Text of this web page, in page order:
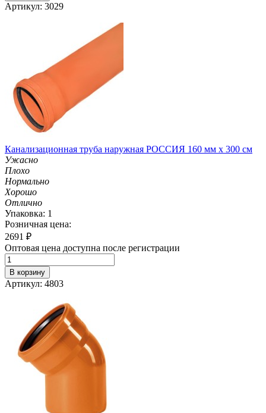
Артикул: 3029
Канализационная труба наружная РОССИЯ 160 мм х 300 см
Ужасно
Плохо
Нормально
Хорошо
Отлично
Упаковка: 1
Розничная цена:
2691 ₽
Оптовая цена доступна после регистрации
В корзину
Артикул: 4803